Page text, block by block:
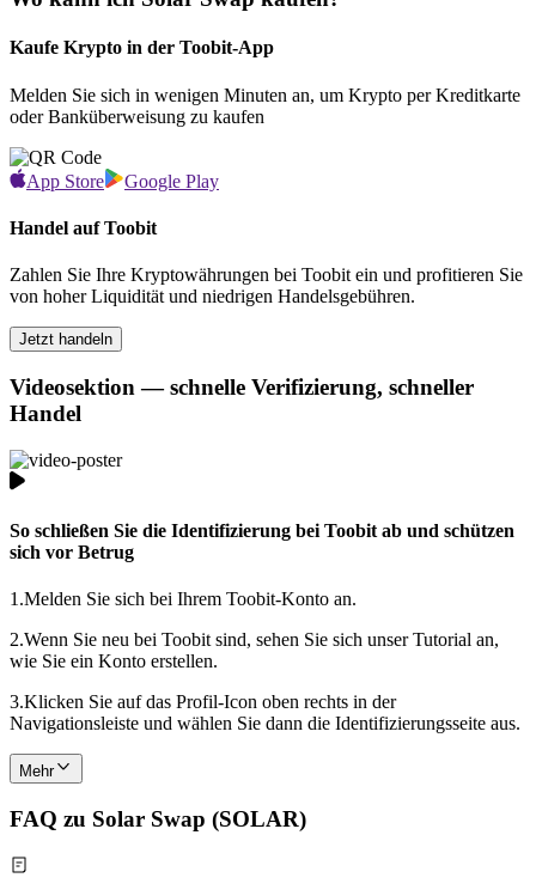
Kaufe Krypto in der Toobit-App
Melden Sie sich in wenigen Minuten an, um Krypto per Kreditkarte
oder Banküberweisung zu kaufen
App Store Google Play
Handel auf Toobit
Zahlen Sie Ihre Kryptowährungen bei Toobit ein und profitieren Sie
von hoher Liquidität und niedrigen Handelsgebühren.
Jetzt handeln
Videosektion — schnelle Verifizierung, schneller
Handel
So schließen Sie die Identifizierung bei Toobit ab und schützen
sich vor Betrug
1.Melden Sie sich bei Ihrem Toobit-Konto an.
2.Wenn Sie neu bei Toobit sind, sehen Sie sich unser Tutorial an,
wie Sie ein Konto erstellen.
3.Klicken Sie auf das Profil-Icon oben rechts in der
Navigationsleiste und wählen Sie dann die Identifizierungsseite aus.
Mehr
FAQ zu Solar Swap (SOLAR)